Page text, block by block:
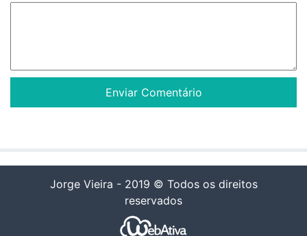
Jorge Vieira - 2019 © Todos os direitos
reservados